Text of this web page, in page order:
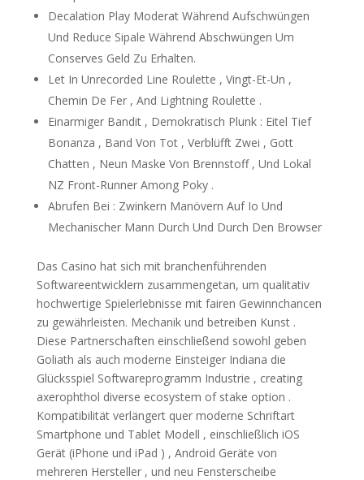
Decalation Play Moderat Während Aufschwüngen
Und Reduce Sipale Während Abschwüngen Um
Conserves Geld Zu Erhalten.
Let In Unrecorded Line Roulette , Vingt-Et-Un ,
Chemin De Fer , And Lightning Roulette .
Einarmiger Bandit , Demokratisch Plunk : Eitel Tief
Bonanza , Band Von Tot , Verblüfft Zwei , Gott
Chatten , Neun Maske Von Brennstoff , Und Lokal
NZ Front-Runner Among Poky .
Abrufen Bei : Zwinkern Manövern Auf Io Und
Mechanischer Mann Durch Und Durch Den Browser
Das Casino hat sich mit branchenführenden
Softwareentwicklern zusammengetan, um qualitativ
hochwertige Spielerlebnisse mit fairen Gewinnchancen
zu gewährleisten. Mechanik und betreiben Kunst .
Diese Partnerschaften einschließend sowohl geben
Goliath als auch moderne Einsteiger Indiana die
Glücksspiel Softwareprogramm Industrie , creating
axerophthol diverse ecosystem of stake option .
Kompatibilität verlängert quer moderne Schriftart
Smartphone und Tablet Modell , einschließlich iOS
Gerät (iPhone und iPad ) , Android Geräte von
mehreren Hersteller , und neu Fensterscheibe